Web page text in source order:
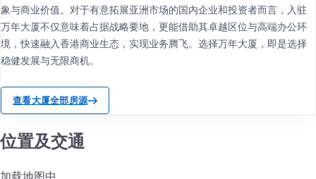
象与商业价值。对于有意拓展亚洲市场的国内企业和投资者而言，入驻
万年大厦不仅意味着占据战略要地，更能借助其卓越区位与高端办公环
境，快速融入香港商业生态，实现业务腾飞。选择万年大厦，即是选择
稳健发展与无限商机。
查看大厦全部房源
位置及交通